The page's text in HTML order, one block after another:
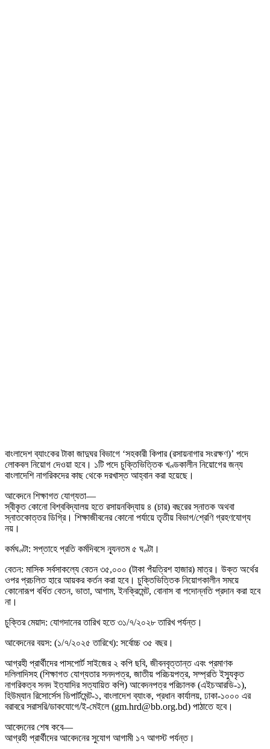
বাংলাদেশ ব্যাংকের টাকা জাদুঘর বিভাগে ‘সহকারী কিপার (রসায়নাগার সংরক্ষণ)’ পদে
লোকবল নিয়োগ দেওয়া হবে। ১টি পদে চুক্তিভিত্তিক খণ্ডকালীন নিয়োগের জন্য
বাংলাদেশি নাগরিকদের কাছ থেকে দরখাস্ত আহ্বান করা হয়েছে।
আবেদনে শিক্ষাগত যোগ্যতা—
স্বীকৃত কোনো বিশ্ববিদ্যালয় হতে রসায়নবিদ্যায় ৪ (চার) বছরের স্নাতক অথবা
স্নাতকোত্তর ডিগ্রি। শিক্ষাজীবনের কোনো পর্যায়ে তৃতীয় বিভাগ/শ্রেণি গ্রহণযোগ্য
নয়।
কর্মঘণ্টা: সপ্তাহে প্রতি কর্মদিবসে ন্যূনতম ৫ ঘণ্টা।
বেতন: মাসিক সর্বসাকল্যে বেতন ৩৫,০০০ (টাকা পঁয়ত্রিশ হাজার) মাত্র। উক্ত অর্থের
ওপর প্রচলিত হারে আয়কর কর্তন করা হবে। চুক্তিভিত্তিক নিয়োগকালীন সময়ে
কোনোরূপ বর্ধিত বেতন, ভাতা, আগাম, ইনক্রিমেন্ট, বোনাস বা পদোন্নতি প্রদান করা হবে
না।
চুক্তির মেয়াদ: যোগদানের তারিখ হতে ৩১/৭/২০২৮ তারিখ পর্যন্ত।
আবেদনের বয়স: (১/৭/২০২৫ তারিখে): সর্বোচ্চ ৩৫ বছর।
আগ্রহী প্রার্থীদের পাসপোর্ট সাইজের ২ কপি ছবি, জীবনবৃত্তান্ত এবং প্রমাণক
দলিলাদিসহ (শিক্ষাগত যোগ্যতার সনদপত্র, জাতীয় পরিচয়পত্র, সম্প্রতি ইস্যুকৃত
নাগরিকত্ব সনদ ইত্যাদির সত্যায়িত কপি) আবেদনপত্র পরিচালক (এইচআরডি-১),
হিউম্যান রিসোর্সেস ডিপার্টমেন্ট-১, বাংলাদেশ ব্যাংক, প্রধান কার্যালয়, ঢাকা-১০০০ এর
বরাবরে সরাসরি/ডাকযোগে/ই-মেইলে (gm.hrd@bb.org.bd) পাঠাতে হবে।
আবেদনের শেষ কবে—
আগ্রহী প্রার্থীদের আবেদনের সুযোগ আগামী ১৭ আগস্ট পর্যন্ত।